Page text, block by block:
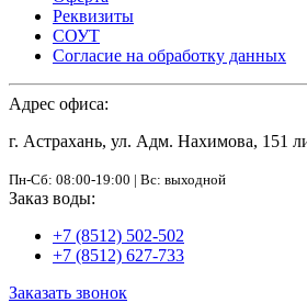
Реквизиты
СОУТ
Согласие на обработку данных
Адрес офиса:
г. Астрахань, ул. Адм. Нахимова, 151
Пн-Сб: 08:00-19:00 | Вс: выходной
Заказ воды:
+7 (8512) 502-502
+7 (8512) 627-733
Заказать звонок